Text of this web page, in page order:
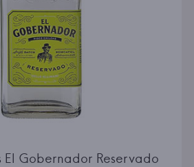
El Gobernador Reservado